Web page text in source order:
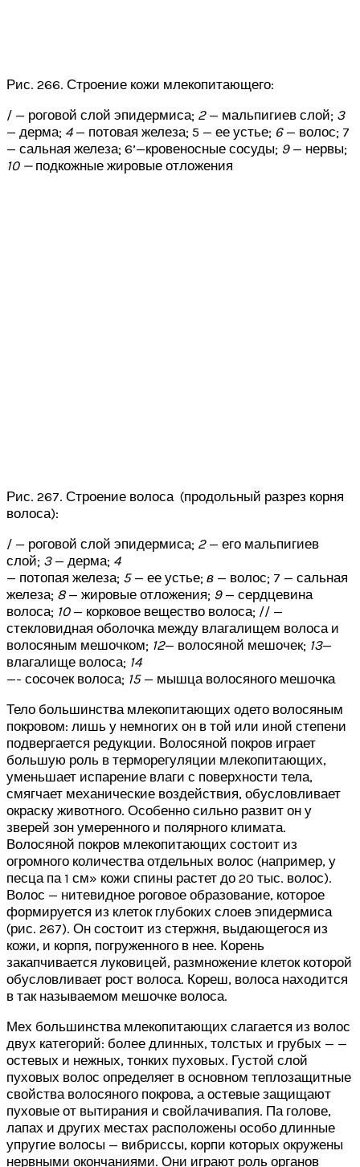
Рис. 266. Строение кожи млекопитающего:
/ — роговой слой эпидермиса; 2— мальпигиев слой; 3
— дерма; 4— потовая железа; 5 — ее устье; 6— волос; 7
— сальная железа; 6’—кровеносные сосуды; 9— нервы;
10 —подкожные жировые отложения
Рис. 267. Строение волоса (продольный разрез корня
волоса):
/ — роговой слой эпидермиса; 2— его мальпигиев
слой; 3— дерма; 4
— потопая железа; 5— ее устье; в — волос; 7 — сальная
железа; 8— жировые отложения; 9— сердцевина
волоса; 10— корковое вещество волоса; // —
стекловидная оболочка между влагалищем волоса и
волосяным мешочком; 12— волосяной мешочек; 13—
влагалище волоса; 14
—- сосочек волоса; 15— мышца волосяного мешочка
Тело большинства млекопитающих одето волосяным
покровом: лишь у немногих он в той или иной степени
подвергается редукции. Волосяной покров играет
большую роль в терморегуляции млекопитающих,
уменьшает испарение влаги с поверхности тела,
смягчает механические воздействия, обусловливает
окраску животного. Особенно сильно развит он у
зверей зон умеренного и полярного климата.
Волосяной покров млекопитающих состоит из
огромного количества отдельных волос (например, у
песца па 1 см» кожи спины растет до 20 тыс. волос).
Волос — нитевидное роговое образование, которое
формируется из клеток глубоких слоев эпидермиса
(рис. 267). Он состоит из стержня, выдающегося из
кожи, и корпя, погруженного в нее. Корень
закапчивается луковицей, размножение клеток которой
обусловливает рост волоса. Кореш, волоса находится
в так называемом мешочке волоса.
Мех большинства млекопитающих слагается из волос
двух категорий: более длинных, толстых и грубых — —
остевых и нежных, тонких пуховых. Густой слой
пуховых волос определяет в основном теплозащитные
свойства волосяного покрова, а остевые защищают
пуховые от вытирания и свойлачивапия. Па голове,
лапах и других местах расположены особо длинные
упругие волосы — вибриссы, корпи которых окружены
нервными окончаниями. Они играют роль органов